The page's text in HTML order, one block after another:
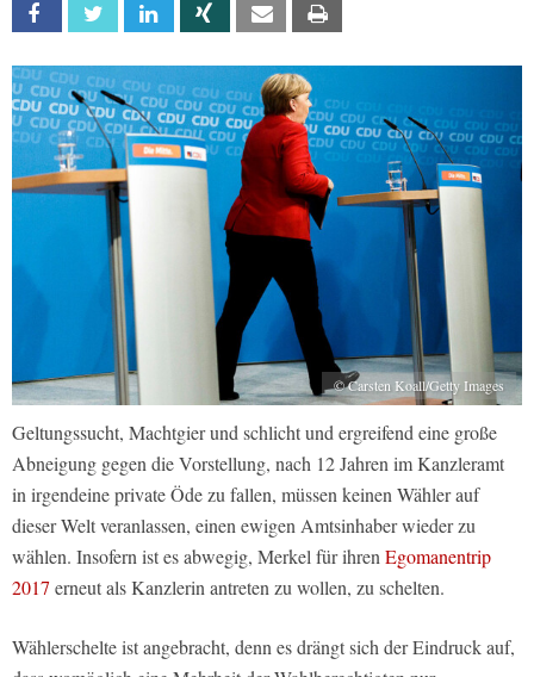
Facebook Twitter Linkedin Xing Email
© Carsten Koall/Getty Images
Geltungssucht, Machtgier und schlicht und ergreifend eine große
Abneigung gegen die Vorstellung, nach 12 Jahren im Kanzleramt
in irgendeine private Öde zu fallen, müssen keinen Wähler auf
dieser Welt veranlassen, einen ewigen Amtsinhaber wieder zu
wählen. Insofern ist es abwegig, Merkel für ihrenEgomanentrip
2017 erneut als Kanzlerin antreten zu wollen, zu schelten.
Wählerschelte ist angebracht, denn es drängt sich der Eindruck auf,